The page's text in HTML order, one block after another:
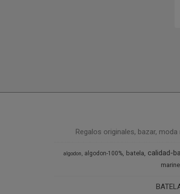
Regalos originales, bazar,
algodon algodon-100% batela calidad-